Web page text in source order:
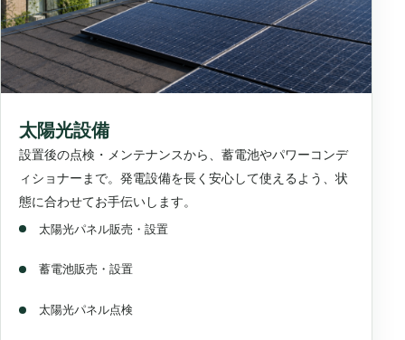
太陽光設備
設置後の点検・メンテナンスから、蓄電池やパワーコンデ
ィショナーまで。発電設備を長く安心して使えるよう、状
態に合わせてお手伝いします。
太陽光パネル販売・設置
蓄電池販売・設置
太陽光パネル点検